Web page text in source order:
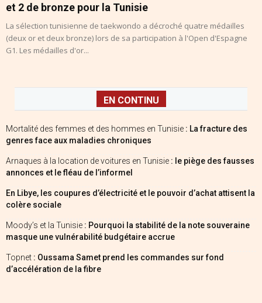
et 2 de bronze pour la Tunisie
La sélection tunisienne de taekwondo a décroché quatre médailles
(deux or et deux bronze) lors de sa participation à l'Open d'Espagne
G1. Les médailles d'or...
EN CONTINU
Mortalité des femmes et des hommes en Tunisie : La fracture des
genres face aux maladies chroniques
Arnaques à la location de voitures en Tunisie : le piège des fausses
annonces et le fléau de l’informel
En Libye, les coupures d’électricité et le pouvoir d’achat attisent la
colère sociale
Moody’s et la Tunisie : Pourquoi la stabilité de la note souveraine
masque une vulnérabilité budgétaire accrue
Topnet : Oussama Samet prend les commandes sur fond
d’accélération de la fibre